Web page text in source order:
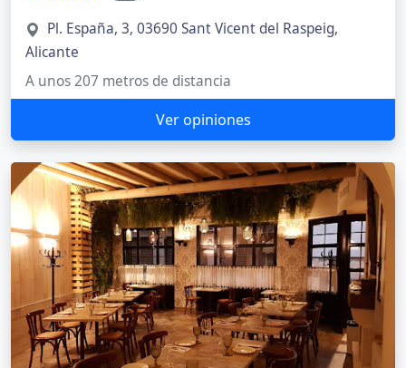
Pl. España, 3, 03690 Sant Vicent del Raspeig,
Alicante
A unos 207 metros de distancia
Ver opiniones